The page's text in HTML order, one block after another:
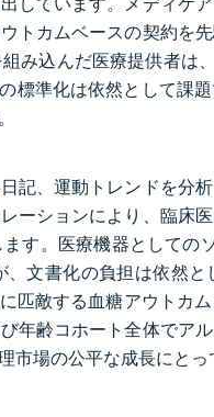
トカムベースの契約を
み込んだ医療提供者は
標準化は依然として課
記、運動トレンドを分
ーションにより、臨床
す。医療機器としての
文書化の負担は依然
匹敵する血糖アウトカ
年齢コホート全体でア
場の公平な成長にとっ